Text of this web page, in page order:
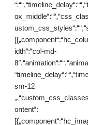
idth“:“col-md-
sm-12
ontent“: